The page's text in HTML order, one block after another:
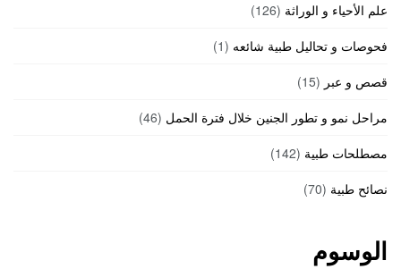
علم الأحياء و الوراثة (126)
فحوصات و تحاليل طبية شائعه (1)
قصص و عبر (15)
مراحل نمو و تطور الجنين خلال فترة الحمل (46)
مصطلحات طبية (142)
نصائح طبية (70)
الوسوم